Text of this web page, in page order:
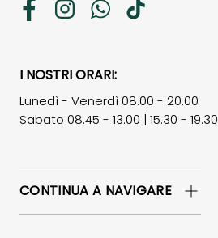
FacebookInstagramWhatsApp
TikTok
I NOSTRI ORARI:
Lunedì - Venerdì 08.00 - 20.00
Sabato 08.45 - 13.00 | 15.30 - 19.30
CONTINUA A NAVIGARE